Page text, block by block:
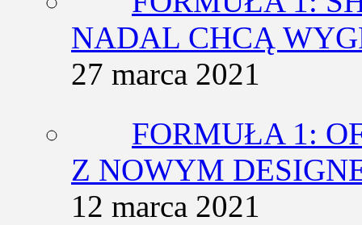
NADAL CHCĄ
27 marca 2021
FORMUŁA 1:
Z NOWYM
12 marca 2021